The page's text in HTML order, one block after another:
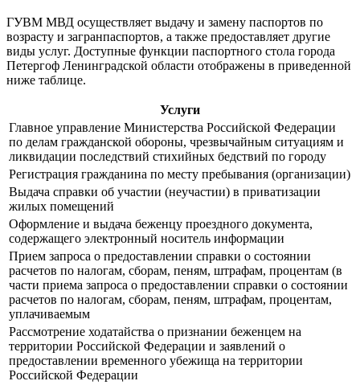
ГУВМ МВД осуществляет выдачу и замену паспортов по
возрасту и загранпаспортов, а также предоставляет другие
виды услуг. Доступные функции паспортного стола города
Петергоф Ленинградской области отображены в приведенной
ниже таблице.
Услуги
Главное управление Министерства Российской Федерации
по делам гражданской обороны, чрезвычайным ситуациям и
ликвидации последствий стихийных бедствий по городу
Регистрация гражданина по месту пребывания (организации)
Выдача справки об участии (неучастии) в приватизации
жилых помещений
Оформление и выдача беженцу проездного документа,
содержащего электронный носитель информации
Прием запроса о предоставлении справки о состоянии
расчетов по налогам, сборам, пеням, штрафам, процентам (в
части приема запроса о предоставлении справки о состоянии
расчетов по налогам, сборам, пеням, штрафам, процентам,
уплачиваемым
Рассмотрение ходатайства о признании беженцем на
территории Российской Федерации и заявлений о
предоставлении временного убежища на территории
Российской Федерации